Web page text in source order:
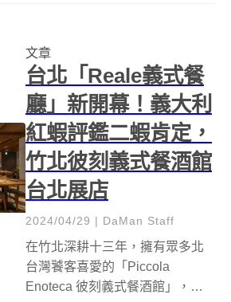
等50位大師，帶來52件真跡原
作，引領觀眾...
文章
台北「Reale義式餐
廳」新開幕！義大利
紅蝦評鑑二蝦肯定，
竹北彼刻義式餐酒館
台北展店
2024/04/29 | DaMan Staff
在竹北深耕十三年，擁有眾多北
台灣饕客喜愛的「Piccola
Enoteca 彼刻義式餐酒館」，曾